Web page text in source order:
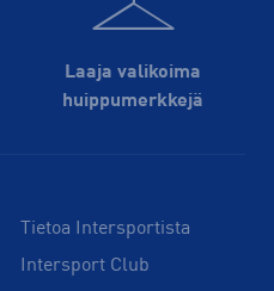
Laaja valikoima
huippu­merkkejä
Tietoa Intersportista
Intersport Club